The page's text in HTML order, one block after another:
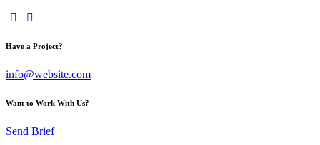
Have a Project?
info@website.com
Want to Work With Us?
Send Brief